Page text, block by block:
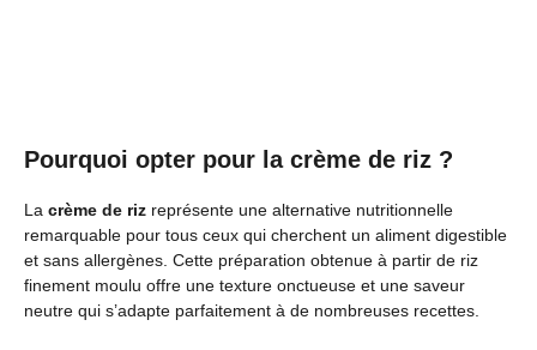
Pourquoi opter pour la crème de riz ?
La crème de riz représente une alternative nutritionnelle
remarquable pour tous ceux qui cherchent un aliment digestible
et sans allergènes. Cette préparation obtenue à partir de riz
finement moulu offre une texture onctueuse et une saveur
neutre qui s’adapte parfaitement à de nombreuses recettes.